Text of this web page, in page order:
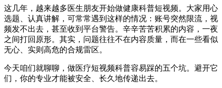
这几年，越来越多医生朋友开始做健康科普短视频。大家用心
选题、认真讲解，可常常遇到这样的情况：账号突然限流，视
频发不出去，甚至收到平台警告。辛辛苦苦积累的内容，一夜
之间打回原形。其实，问题往往不在内容质量，而在一些看似
无心、实则高危的合规雷区。
今天咱们就聊聊，做医疗短视频科普容易踩的五个坑。避开它
们，你的专业才能被安全、长久地传递出去。